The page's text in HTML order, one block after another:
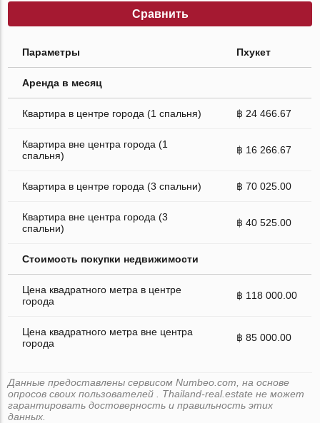
Сравнить
Параметры Пхукет
Аренда в месяц
Квартира в центре города (1 спальня) ฿ 24 466.67
Квартира вне центра города (1
спальня)
฿ 16 266.67
Квартира в центре города (3 спальни) ฿ 70 025.00
Квартира вне центра города (3
спальни)
฿ 40 525.00
Стоимость покупки недвижимости
Цена квадратного метра в центре
города
฿ 118 000.00
Цена квадратного метра вне центра
города
฿ 85 000.00
Данные предоставлены сервисом Numbeo.com, на основе
опросов своих пользователей . Thailand-real.estate не может
гарантировать достоверность и правильность этих
данных.